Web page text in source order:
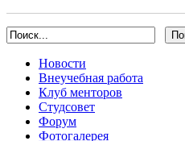
Новости
Внеучебная работа
Клуб менторов
Студсовет
Форум
Фотогалерея